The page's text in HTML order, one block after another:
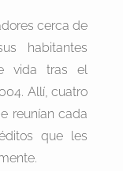
cerca de
habitantes
vida tras el
Allí, cuatro
reunían cada
que les